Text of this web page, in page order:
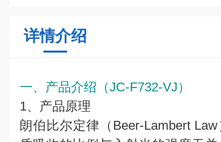
详情介绍
一、产品介绍（JC-F732-VJ ）
1、产品原理
朗伯比尔定律（Beer-Lambert